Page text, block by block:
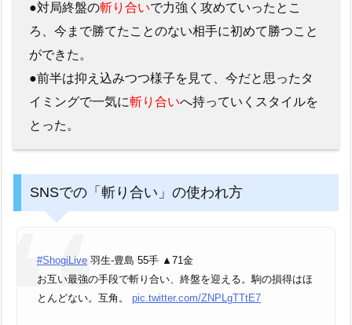
●対局終盤の斬り合いで力強く攻めていったとこ
ろ、今まで勝てたことのない相手に初めて勝つこと
ができた。
●前半は抑え込みつつ様子を見て、今だと思ったタ
イミングで一気に斬り合いへ持っていくスタイルを
とった。
SNSでの「斬り合い」の使われ方
#ShogiLive 羽生-豊島 55手 ▲71金
お互い最強の手段で斬り合い、終盤を迎える。駒の損得はほ
とんどない。互角。 pic.twitter.com/ZNPLgTTtE7